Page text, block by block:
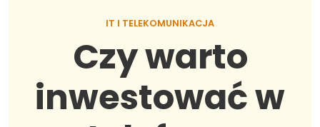
IT I TELEKOMUNIKACJA
Czy warto
inwestować w